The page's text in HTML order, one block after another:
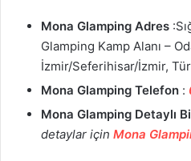
Mona Glamping Adres
Glamping Kamp Alanı –
İzmir/Seferihisar/İzmir,
Mona Glamping Telefon :
Mona Glamping Detaylı
detaylar için Mona